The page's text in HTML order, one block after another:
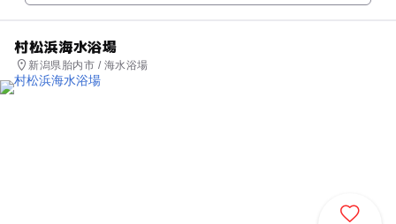
村松浜海水浴場
新潟県胎内市 / 海水浴場